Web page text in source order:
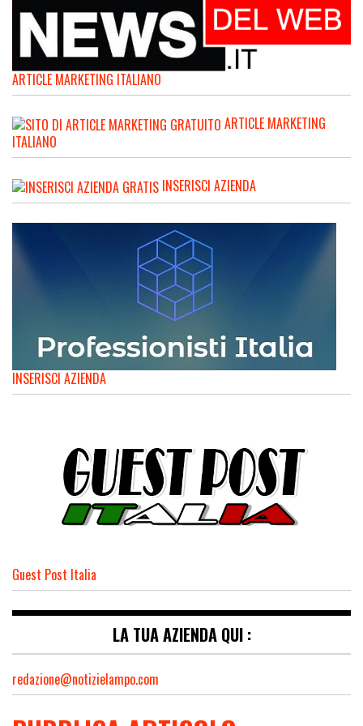
ARTICLE MARKETING ITALIANO
ARTICLE MARKETING
ITALIANO
INSERISCI AZIENDA
INSERISCI AZIENDA
Guest Post Italia
LA TUA AZIENDA QUI :
redazione@notizielampo.com